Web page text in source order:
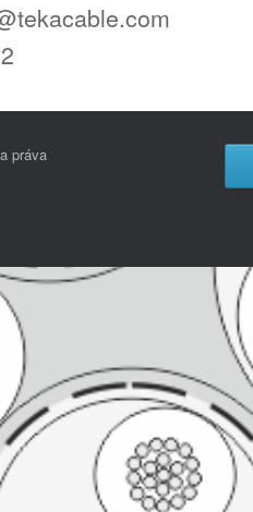
práva